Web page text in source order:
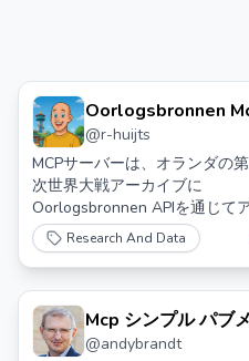
Oorlogsbronnen
Server 戦争の情報源
Mcp サーバー
@r-huijts
MCPサーバーは、オランダの
次世界大戦アーカイブに
Oorlogsbronnen APIを通じて
セスするためのものです。
から1945年のオランダの歴史
録、写真、文書への構造化さ
アクセスを提供します。
Research And Data
Mcp シンプル パブ
@andybrandt